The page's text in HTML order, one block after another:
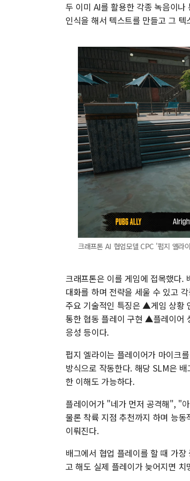
두 이미 AI를 활용한 각종 녹음이
인식을 해서 텍스트를 만들고 그
크래프톤 AI 협업모델 CPC '펍지 앨라
크래프톤은 이를 게임에 접목했다.
대화를 하며 전략을 세울 수 있고
주요 기술적인 특징은 ▲게임 상황
통한 협동 플레이 구현 ▲플레이어
응성 등이다.
펍지 엘라이는 플레이어가 마이크
방식으로 작동한다. 해당 SLM은
한 이해도 가능하다.
플레이어가 "네가 먼저 공격해", "
물론 착륙 지점 추천까지 하며 능
이뤄진다.
배그에서 협업 플레이를 할 때 가
고 해도 실제 플레이가 늦어지면 치